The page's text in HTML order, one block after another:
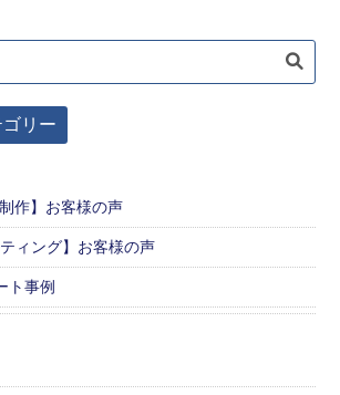
リー
作】お客様の声
ティング】お客様の声
ト事例